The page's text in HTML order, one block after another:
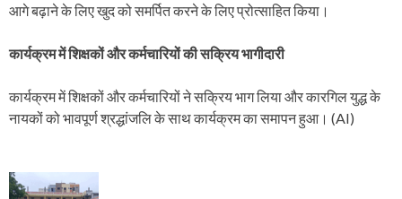
आगे बढ़ाने के लिए खुद को समर्पित करने के लिए प्रोत्साहित किया।
कार्यक्रम में शिक्षकों और कर्मचारियों की सक्रिय भागीदारी
कार्यक्रम में शिक्षकों और कर्मचारियों ने सक्रिय भाग लिया और कारगिल युद्ध के
नायकों को भावपूर्ण श्रद्धांजलि के साथ कार्यक्रम का समापन हुआ। (AI)
P